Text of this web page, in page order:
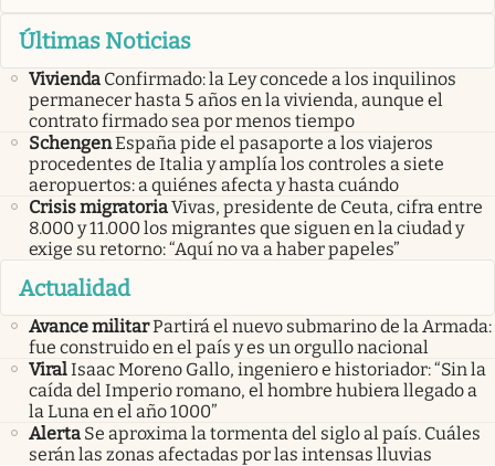
Últimas Noticias
Vivienda Confirmado: la Ley concede a los inquilinos
permanecer hasta 5 años en la vivienda, aunque el
contrato firmado sea por menos tiempo
SchengenEspaña pide el pasaporte a los viajeros
procedentes de Italia y amplía los controles a siete
aeropuertos: a quiénes afecta y hasta cuándo
Crisis migratoriaVivas, presidente de Ceuta, cifra entre
8.000 y 11.000 los migrantes que siguen en la ciudad y
exige su retorno: “Aquí no va a haber papeles”
Actualidad
Avance militarPartirá el nuevo submarino de la Armada:
fue construido en el país y es un orgullo nacional
ViralIsaac Moreno Gallo, ingeniero e historiador: “Sin la
caída del Imperio romano, el hombre hubiera llegado a
la Luna en el año 1000”
Alerta Se aproxima la tormenta del siglo al país. Cuáles
serán las zonas afectadas por las intensas lluvias